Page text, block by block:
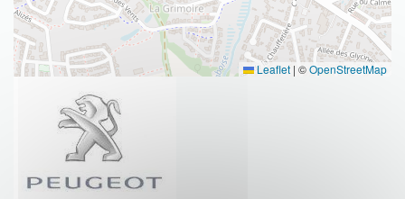
Leaflet | ©OpenStreetMap